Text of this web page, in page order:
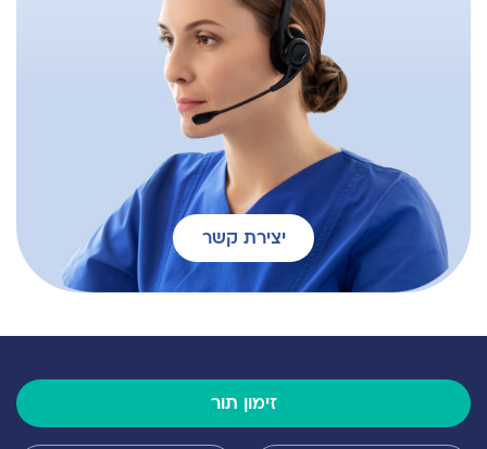
יצירת קשר
זימון תור